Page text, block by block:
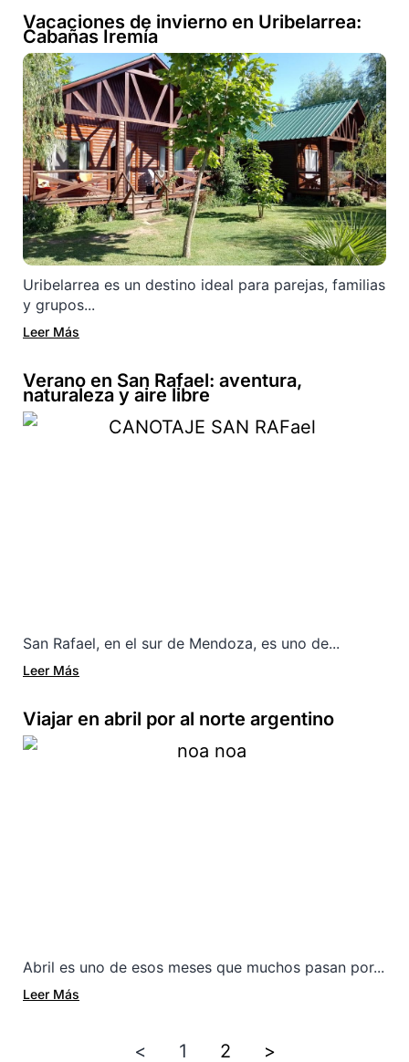
Vacaciones de invierno en Uribelarrea:
Cabañas Iremía
Uribelarrea es un destino ideal para parejas, familias
y grupos...
Leer Más
Verano en San Rafael: aventura,
naturaleza y aire libre
San Rafael, en el sur de Mendoza, es uno de...
Leer Más
Viajar en abril por al norte argentino
Abril es uno de esos meses que muchos pasan por...
Leer Más
< 1 2 >